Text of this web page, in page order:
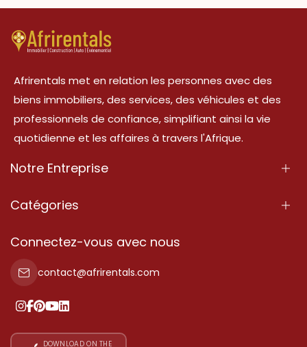
Afrirentals met en relation les personnes avec des
biens immobiliers, des services, des véhicules et des
professionnels de confiance, simplifiant ainsi la vie
quotidienne et les affaires à travers l'Afrique.
Notre Entreprise
À Propos
Conditions d'Utilisation
Politique de Confidentialité
Nos tarifs
Catégories
Propriété
Propriété à vendre
Propriété à louer
Ajoutez votre témoignage
Connectez-vous avec nous
contact@afrirentals.com
DOWNLOAD ON THE